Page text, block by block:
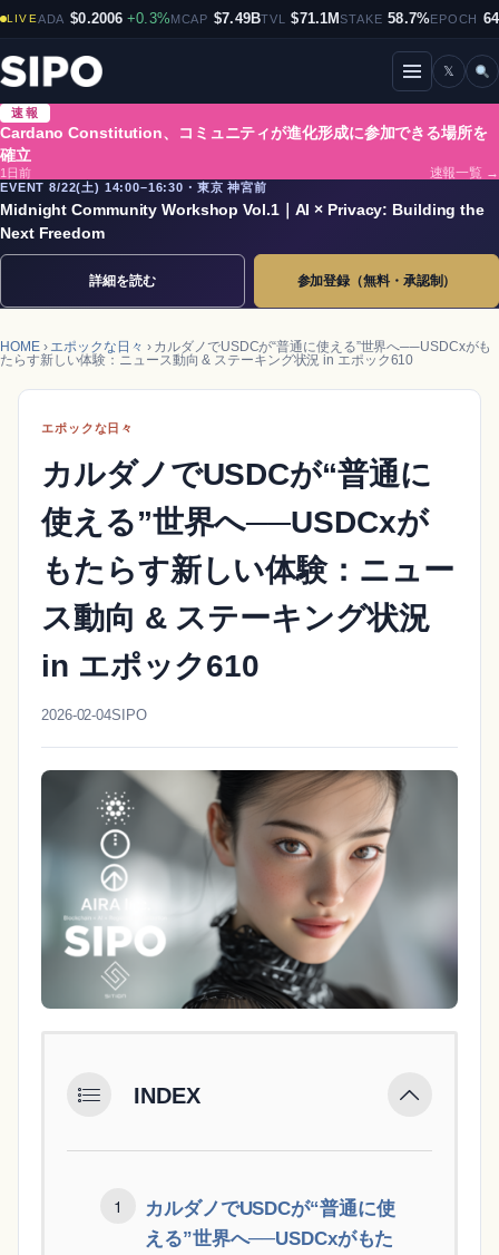
LIVEADA $0.2006 +0.3%MCAP $7.49BTVL $71.1MSTAKE 58.7%EPOCH
メニューを開閉
𝕏
速報
Cardano Constitution、コミュニティが進化形成に参加できる場所を
確立
1日前
速報一覧 →
EVENT 8/22(土) 14:00–16:30・東京 神宮前
Midnight Community Workshop Vol.1｜AI × Privacy: Building the
Next Freedom
詳細を読む 参加登録（無料・承認制）
HOME› エポックな日々 › カルダノでUSDCが“普通に使える”世界へ──USDCxがも
たらす新しい体験：ニュース動向 & ステーキング状況 in エポック610
エポックな日々
カルダノでUSDCが“普通に
使える”世界へ──USDCxが
もたらす新しい体験：ニュー
ス動向 & ステーキング状況
in エポック610
2026-02-04SIPO
INDEX
カルダノでUSDCが“普通に使
える”世界へ──USDCxがもた